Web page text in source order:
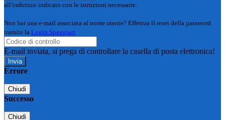
all'indirizzo indicato con le istruzioni necessarie.
Non hai una e-mail associata al nome utente? Effettua il reset della password
tramite la Login Spaggiari
E-mail inviata, si prega di controllare la casella di posta elettronica!
Errore
Chiudi
Successo
Chiudi